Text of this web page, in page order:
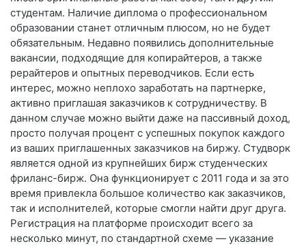
студентам. Наличие диплома о профессиональном
образовании станет отличным плюсом, но не будет
обязательным. Недавно появились дополнительные
вакансии, подходящие для копирайтеров, а также
рерайтеров и опытных переводчиков. Если есть
интерес, можно неплохо заработать на партнерке,
активно приглашая заказчиков к сотрудничеству. В
данном случае можно выйти даже на пассивный доход,
просто получая процент с успешных покупок каждого
из ваших приглашенных заказчиков на биржу. Студворк
является одной из крупнейших бирж студенческих
фриланс-бирж. Она функционирует с 2011 года и за это
время привлекла большое количество как заказчиков,
так и исполнителей, которые смогли найти друг друга.
Регистрация на платформе происходит всего за
несколько минут, по стандартной схеме — указание